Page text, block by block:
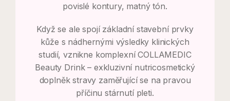
povislé kontury, matný tón.
Když se ale spojí základní stavební prvky
kůže s nádhernými výsledky klinických
studií, vznikne komplexní COLLAMEDIC
Beauty Drink – exkluzivní nutricosmetický
doplněk stravy zaměřující se na pravou
příčinu stárnutí pleti.